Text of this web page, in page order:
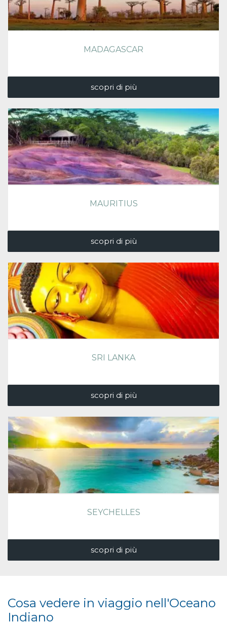
MADAGASCAR
scopri di più
MAURITIUS
scopri di più
SRI LANKA
scopri di più
SEYCHELLES
scopri di più
Cosa vedere in viaggio nell'Oceano
Indiano